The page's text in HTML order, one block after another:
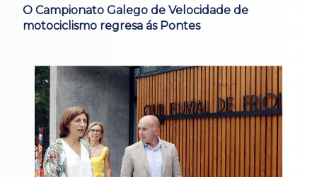
O Campionato Galego de Velocidade de
motociclismo regresa ás Pontes